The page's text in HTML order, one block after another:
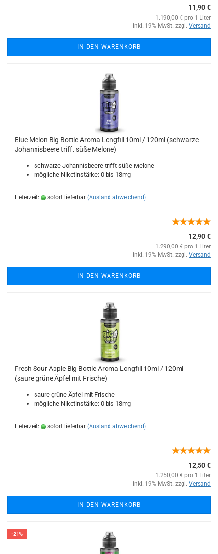
11,90 €
1.190,00 € pro 1 Liter
inkl. 19% MwSt. zzgl. Versand
IN DEN WARENKORB
Blue Melon Big Bottle Aroma Longfill 10ml / 120ml (schwarze
Johannisbeere trifft süße Melone)
schwarze Johannisbeere trifft süße Melone
mögliche Nikotinstärke: 0 bis 18mg
Lieferzeit: sofort lieferbar (Ausland abweichend)
12,90 €
1.290,00 € pro 1 Liter
inkl. 19% MwSt. zzgl. Versand
IN DEN WARENKORB
Fresh Sour Apple Big Bottle Aroma Longfill 10ml / 120ml
(saure grüne Äpfel mit Frische)
saure grüne Äpfel mit Frische
mögliche Nikotinstärke: 0 bis 18mg
Lieferzeit: sofort lieferbar (Ausland abweichend)
12,50 €
1.250,00 € pro 1 Liter
inkl. 19% MwSt. zzgl. Versand
IN DEN WARENKORB
-21%